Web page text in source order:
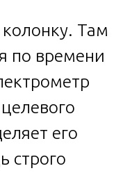
Там
по времени
его
строго